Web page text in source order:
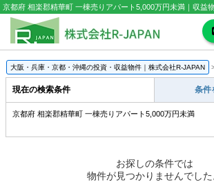
京都府 相楽郡精華町 一棟売りアパート5,000万円未満｜収益
大阪・兵庫・京都・沖縄の投資・収益物件｜株式会社R-JAPAN
現在の検索条件 条件
京都府 相楽郡精華町 一棟売りアパート5,000万円未満
お探しの条件では
物件が見つかりませんでした